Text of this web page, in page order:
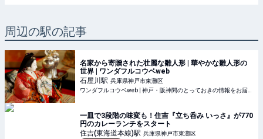
周辺の駅の記事
名家から寄贈された壮麗な雛人形 | 華やかな雛人形の
世界 | ワンダフルコウベweb
石屋川駅 兵庫県神戸市東灘区
一皿で3段階の味変も！住吉『立ち呑み いっさ』が770
円のカレーランチをスタート
住吉(東海道本線)駅 兵庫県神戸市東灘区